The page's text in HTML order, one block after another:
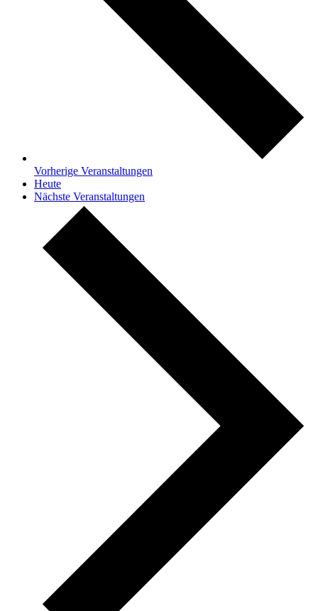
Vorherige Veranstaltungen
Heute
Nächste Veranstaltungen